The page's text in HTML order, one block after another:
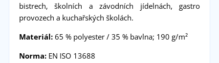
bistrech, školních a závodních jídelnách, gastro
provozech a kuchařských školách.
Materiál:65 % polyester / 35 % bavlna; 190 g/m²
Norma:EN ISO 13688